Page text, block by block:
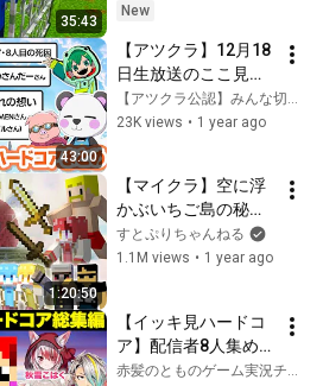
35:43
New
43:00
【アツクラ】12月18
日生放送のここ見て!
まとめ集【極限ハー
ドコア/米将軍/おお
ー/じゃじゃーん菊
池/まぐにぃ/おんり
ー/ぼんじゅうる/た
いたい】【切り抜
【アツクラ公認】みんな切り抜き隊
23K views • 1 year ago
1:20:50
【マイクラ】空に浮
かぶいちご島の秘
密？！スカイブロッ
クでエンドラ討伐が
社】
すとぷりちゃんねる
1.1M views • 1 year ago
【イッキ見ハードコ
ア】配信者8人集めて
エンドラ討伐やった